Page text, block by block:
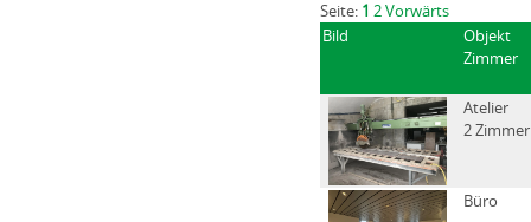
Seite: 1 2 Vorwärts
Bild
Objekt
Zimmer
Atelier
2 Zimmer
Büro